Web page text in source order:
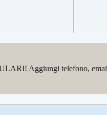
Aggiungi telefono,